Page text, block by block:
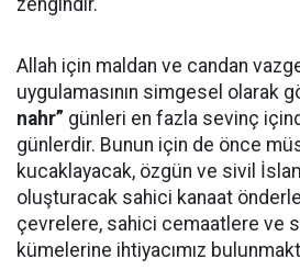
zengindir.
Allah için maldan ve candan
uygulamasının simgesel olarak
nahr” günleri en fazla sevinç
günlerdir. Bunun için de önce
kucaklayacak, özgün ve sivil
oluşturacak sahici kanaat
çevrelere, sahici cemaatlere ve
kümelerine ihtiyacımız